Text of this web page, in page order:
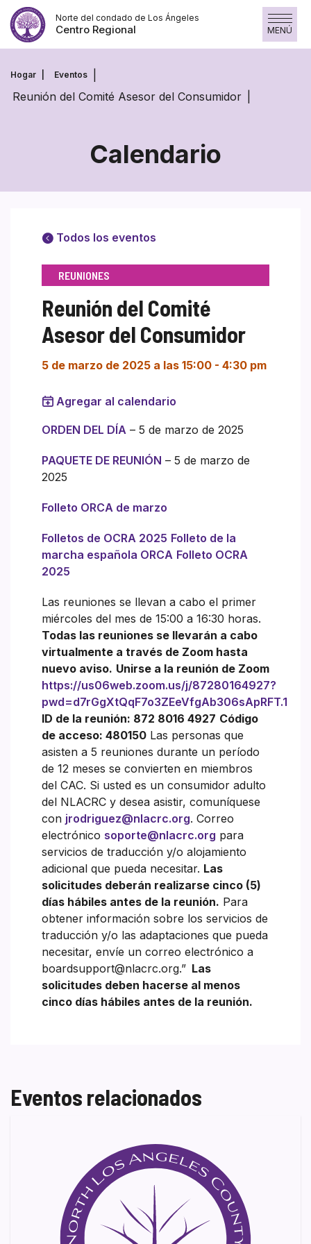
Saltar
contenido
Norte del condado de Los Ángeles
Centro Regional MENÚ
Hogar Eventos
Reunión del Comité Asesor del Consumidor
Calendario
Todos los eventos
REUNIONES
Reunión del Comité
Asesor del Consumidor
5 de marzo de 2025 a las 15:00 - 4:30 pm
Agregar al calendario
ORDEN DEL DÍA – 5 de marzo de 2025
PAQUETE DE REUNIÓN – 5 de marzo de
2025
Folleto ORCA de marzo
Folletos de OCRA 2025 Folleto de la
marcha española ORCA Folleto OCRA
2025
Las reuniones se llevan a cabo el primer
miércoles del mes de 15:00 a 16:30 horas.
Todas las reuniones se llevarán a cabo
virtualmente a través de Zoom hasta
nuevo aviso. Unirse a la reunión de Zoom
https://us06web.zoom.us/j/87280164927?
pwd=d7rGgXtQqF7o3ZEeVfgAb306sApRFT.1
ID de la reunión: 872 8016 4927 Código
de acceso: 480150 Las personas que
asisten a 5 reuniones durante un período
de 12 meses se convierten en miembros
del CAC. Si usted es un consumidor adulto
del NLACRC y desea asistir, comuníquese
con jrodriguez@nlacrc.org. Correo
electrónico soporte@nlacrc.org para
servicios de traducción y/o alojamiento
adicional que pueda necesitar. Las
solicitudes deberán realizarse cinco (5)
días hábiles antes de la reunión. Para
obtener información sobre los servicios de
traducción y/o las adaptaciones que pueda
necesitar, envíe un correo electrónico a
boardsupport@nlacrc.org.” Las
solicitudes deben hacerse al menos
cinco días hábiles antes de la reunión.
Eventos relacionados